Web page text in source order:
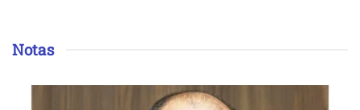
Notas